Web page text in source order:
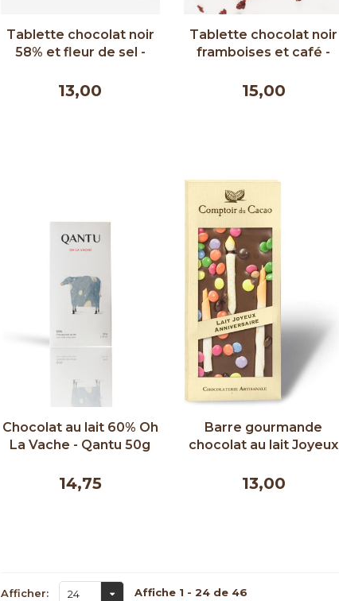
Tablette chocolat noir
58% et fleur de sel -
13,00
Tablette chocolat noir
framboises et café -
15,00
Chocolat au lait 60% Oh
La Vache - Qantu 50g
14,75
Barre gourmande
chocolat au lait Joyeux
du Cacao 90 g
13,00
Afficher: 24 Affiche 1 - 24 de 46